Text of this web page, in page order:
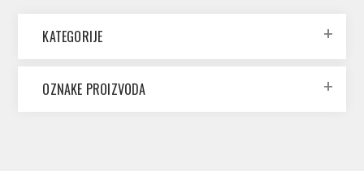
KATEGORIJE
OZNAKE PROIZVODA